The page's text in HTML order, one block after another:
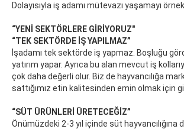
Dolayısıyla iş adamı mütevazı yaşamayı
“YENİ SEKTÖRLERE GİRİYORUZ"
“TEK SEKTÖRDE İŞ YAPILMAZ”
İşadamı tek sektörde iş yapmaz. Boşluğu
yatırım yapar. Ayrıca bu alan mevcut iş
çok daha değerli olur. Biz de hayvancılığa
sattığımız etin kalitesinden emin olmak için
“SÜT ÜRÜNLERİ ÜRETECEĞİZ”
Önümüzdeki 2-3 yıl içinde süt hayvancılığına